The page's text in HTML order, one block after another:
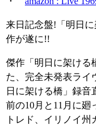
来日記念盤!「明日
作が遂に!!
傑作「明日に架ける
た、完全未発表ライ
日に架ける橋」録音
前の10月と11月に
トレド、イリノイ